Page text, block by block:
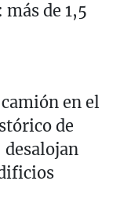
más de 1,5
en el
de
desalojan